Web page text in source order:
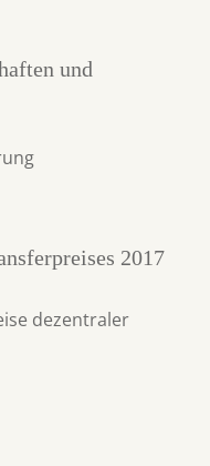
und
2017
dezentraler